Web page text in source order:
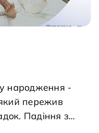
народження -
пережив
Падіння з